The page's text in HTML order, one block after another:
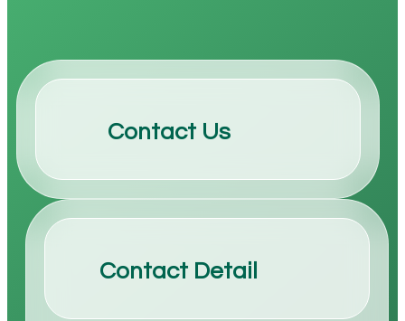
Contact Us
Contact Detail